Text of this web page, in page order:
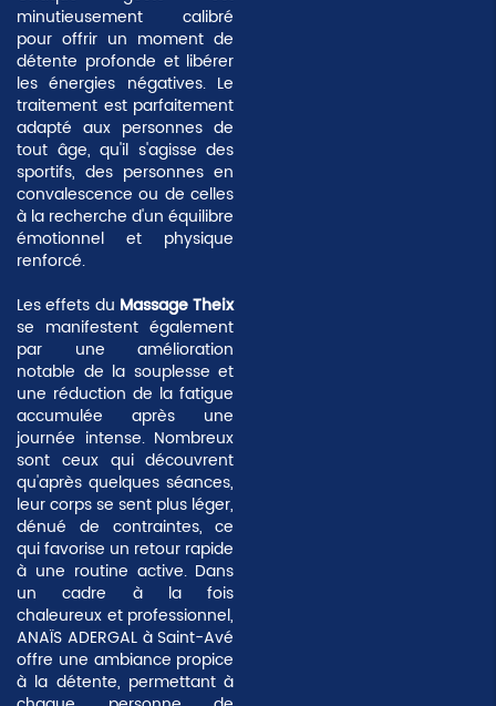
minutieusement calibré
pour offrir un moment de
détente profonde et libérer
les énergies négatives. Le
traitement est parfaitement
adapté aux personnes de
tout âge, qu'il s'agisse des
sportifs, des personnes en
convalescence ou de celles
à la recherche d'un équilibre
émotionnel et physique
renforcé.
Les effets du Massage Theix
se manifestent également
par une amélioration
notable de la souplesse et
une réduction de la fatigue
accumulée après une
journée intense. Nombreux
sont ceux qui découvrent
qu'après quelques séances,
leur corps se sent plus léger,
dénué de contraintes, ce
qui favorise un retour rapide
à une routine active. Dans
un cadre à la fois
chaleureux et professionnel,
ANAÏS ADERGAL à Saint-Avé
offre une ambiance propice
à la détente, permettant à